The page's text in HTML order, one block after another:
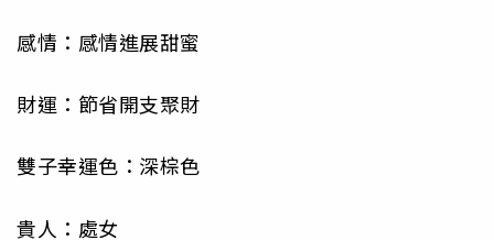
感情：感情進展甜蜜
財運：節省開支聚財
雙子幸運色：深棕色
貴人：處女